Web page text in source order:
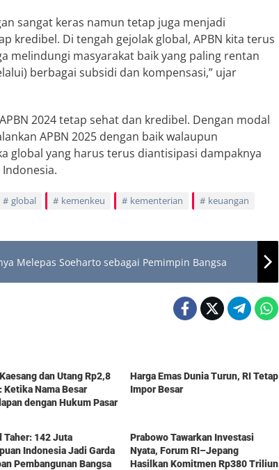
sangat keras namun tetap juga menjadi
kredibel. Di tengah gejolak global, APBN kita terus
melindungi masyarakat baik yang paling rentan
berbagai subsidi dan kompensasi,” ujar
2024 tetap sehat dan kredibel. Dengan modal
APBN 2025 dengan baik walaupun
global yang harus terus diantisipasi dampaknya
global kemenkeu kementerian
keuangan
Melepas Soeharto sebagai Pemimpin Bangsa
dan Utang Rp2,8
Ketika Nama Besar
dengan Hukum Pasar
Harga Emas Dunia Turun, RI Tetap
Impor Besar
Taher: 142 Juta
Indonesia Jadi Garda
Pembangunan Bangsa
Prabowo Tawarkan Investasi
Nyata, Forum RI–Jepang
Hasilkan Komitmen Rp380 Triliun